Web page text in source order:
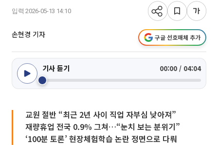
입력 2026-05-13 14:10
손현경 기자 구글 선호매체 추가
기사 듣기 00:00 / 04:04
교원 절반 “최근 2년 사이 직업 자부심 낮아져”
재량휴업 전국 0.9% 그쳐…“눈치 보는 분위기”
‘100분 토론’ 현장체험학습 논란 정면으로 다뤄